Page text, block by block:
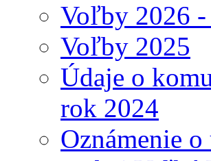
Voľby 2026
Voľby 2025
Údaje o
rok 2024
Oznámenie